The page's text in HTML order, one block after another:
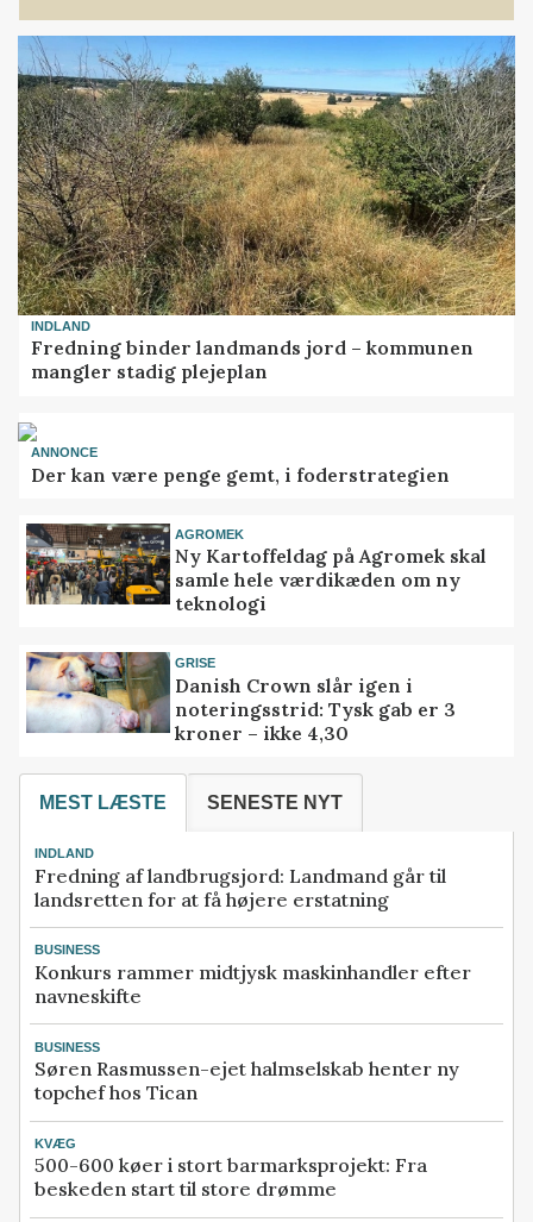
INDLAND
Fredning binder landmands jord – kommunen
mangler stadig plejeplan
ANNONCE
Der kan være penge gemt, i foderstrategien
AGROMEK
Ny Kartoffeldag på Agromek skal
samle hele værdikæden om ny
teknologi
GRISE
Danish Crown slår igen i
noteringsstrid: Tysk gab er 3
kroner – ikke 4,30
MEST LÆSTE SENESTE NYT
INDLAND
Fredning af landbrugsjord: Landmand går til
landsretten for at få højere erstatning
BUSINESS
Konkurs rammer midtjysk maskinhandler efter
navneskifte
BUSINESS
Søren Rasmussen-ejet halmselskab henter ny
topchef hos Tican
KVÆG
500-600 køer i stort barmarksprojekt: Fra
beskeden start til store drømme